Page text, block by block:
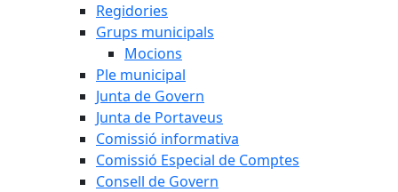
Regidories
Grups municipals
Mocions
Ple municipal
Junta de Govern
Junta de Portaveus
Comissió informativa
Comissió Especial de Comptes
Consell de Govern